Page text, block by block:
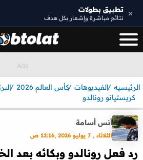
× تطبيق بطولات
نتائج مباشرة وإشعار بكل هدف
الرئيسيه الفيديوهات كأس العالم 2026
كريستيانو رونالدو
أنس أسامة
الثلاثاء , 7 يوليو 2026 ,12:16 ص
رد فعل رونالدو وبكائه بعد